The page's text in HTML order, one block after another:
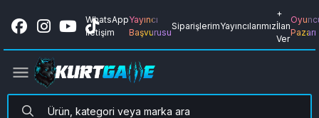
WhatsApp
İletişim
Yayıncı
Başvurusu
SiparişlerimYayıncılarımız
+
İlan
Ver
Pazarı